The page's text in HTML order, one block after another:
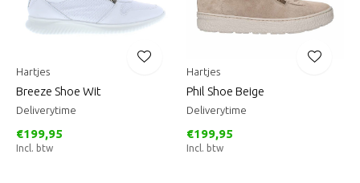
Hartjes
Breeze Shoe Wit
Deliverytime
€199,95
Incl. btw
Hartjes
Phil Shoe Beige
Deliverytime
€199,95
Incl. btw